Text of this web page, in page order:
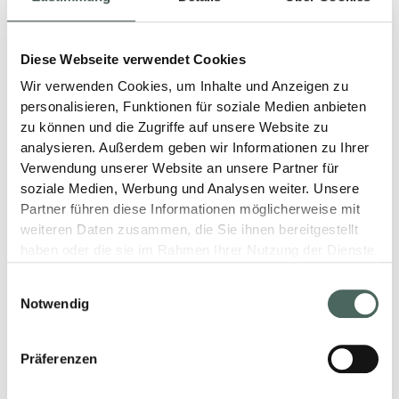
Diese Webseite verwendet Cookies
Wir verwenden Cookies, um Inhalte und Anzeigen zu
personalisieren, Funktionen für soziale Medien anbieten
zu können und die Zugriffe auf unsere Website zu
analysieren. Außerdem geben wir Informationen zu Ihrer
Verwendung unserer Website an unsere Partner für
soziale Medien, Werbung und Analysen weiter. Unsere
Partner führen diese Informationen möglicherweise mit
weiteren Daten zusammen, die Sie ihnen bereitgestellt
haben oder die sie im Rahmen Ihrer Nutzung der Dienste
Notwendig
Präferenzen
PROFIS
02. Juli 2025
LESEN